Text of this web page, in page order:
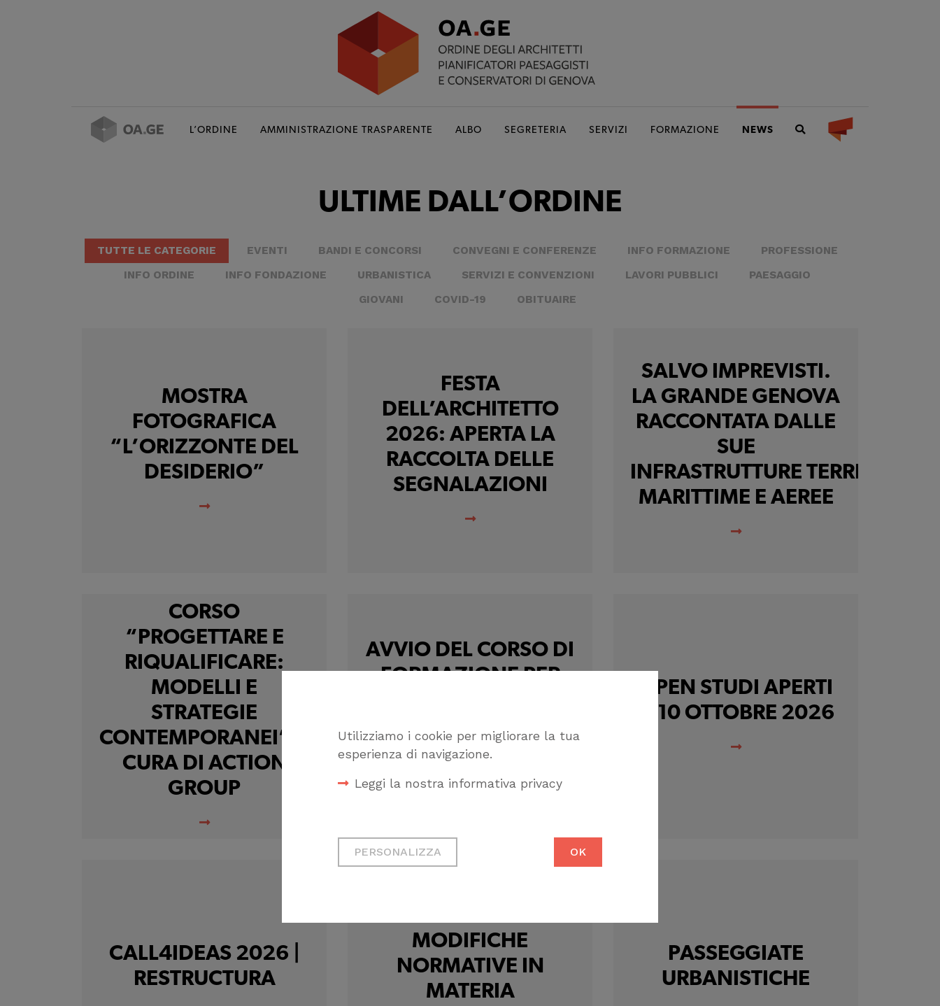
Utilizziamo i cookie per migliorare la tua
esperienza di navigazione.
Leggi la nostra informativa privacy
Necessari per permetterti di
fruire correttamente del sito
dati statistici su di te per
migliorare il servizio
PERSONALIZZA OK
L’ORDINE AMMINISTRAZIONE TRASPARENTE ALBO SEGRETERIA SERVIZI FORMAZIONE NEWS
ULTIME DALL’ORDINE
TUTTE LE CATEGORIE EVENTI BANDI E CONCORSI CONVEGNI E CONFERENZE INFO FORMAZIONE
PROFESSIONE
INFO ORDINE
INFO FONDAZIONE URBANISTICA SERVIZI E CONVENZIONI LAVORI PUBBLICI
PAESAGGIO
GIOVANI
COVID-19 OBITUAIRE
MOSTRA
FOTOGRAFICA
“L’ORIZZONTE DEL
DESIDERIO”
FESTA
DELL’ARCHITETTO
2026: APERTA LA
RACCOLTA DELLE
SEGNALAZIONI
SALVO IMPREVISTI.
LA GRANDE GENOVA
RACCONTATA DALLE
SUE
INFRASTRUTTURE TERRESTRI,
MARITTIME E AEREE
CORSO
“PROGETTARE E
RIQUALIFICARE:
MODELLI E
STRATEGIE
CONTEMPORANEI” A
CURA DI ACTION
GROUP
AVVIO DEL CORSO DI
FORMAZIONE PER
ENERGETICI DEGLI
EDIFICI
OPEN STUDI APERTI
9-10 OTTOBRE 2026
CALL4IDEAS 2026 |
RESTRUCTURA
MODIFICHE
NORMATIVE IN
MATERIA
PASSEGGIATE
URBANISTICHE